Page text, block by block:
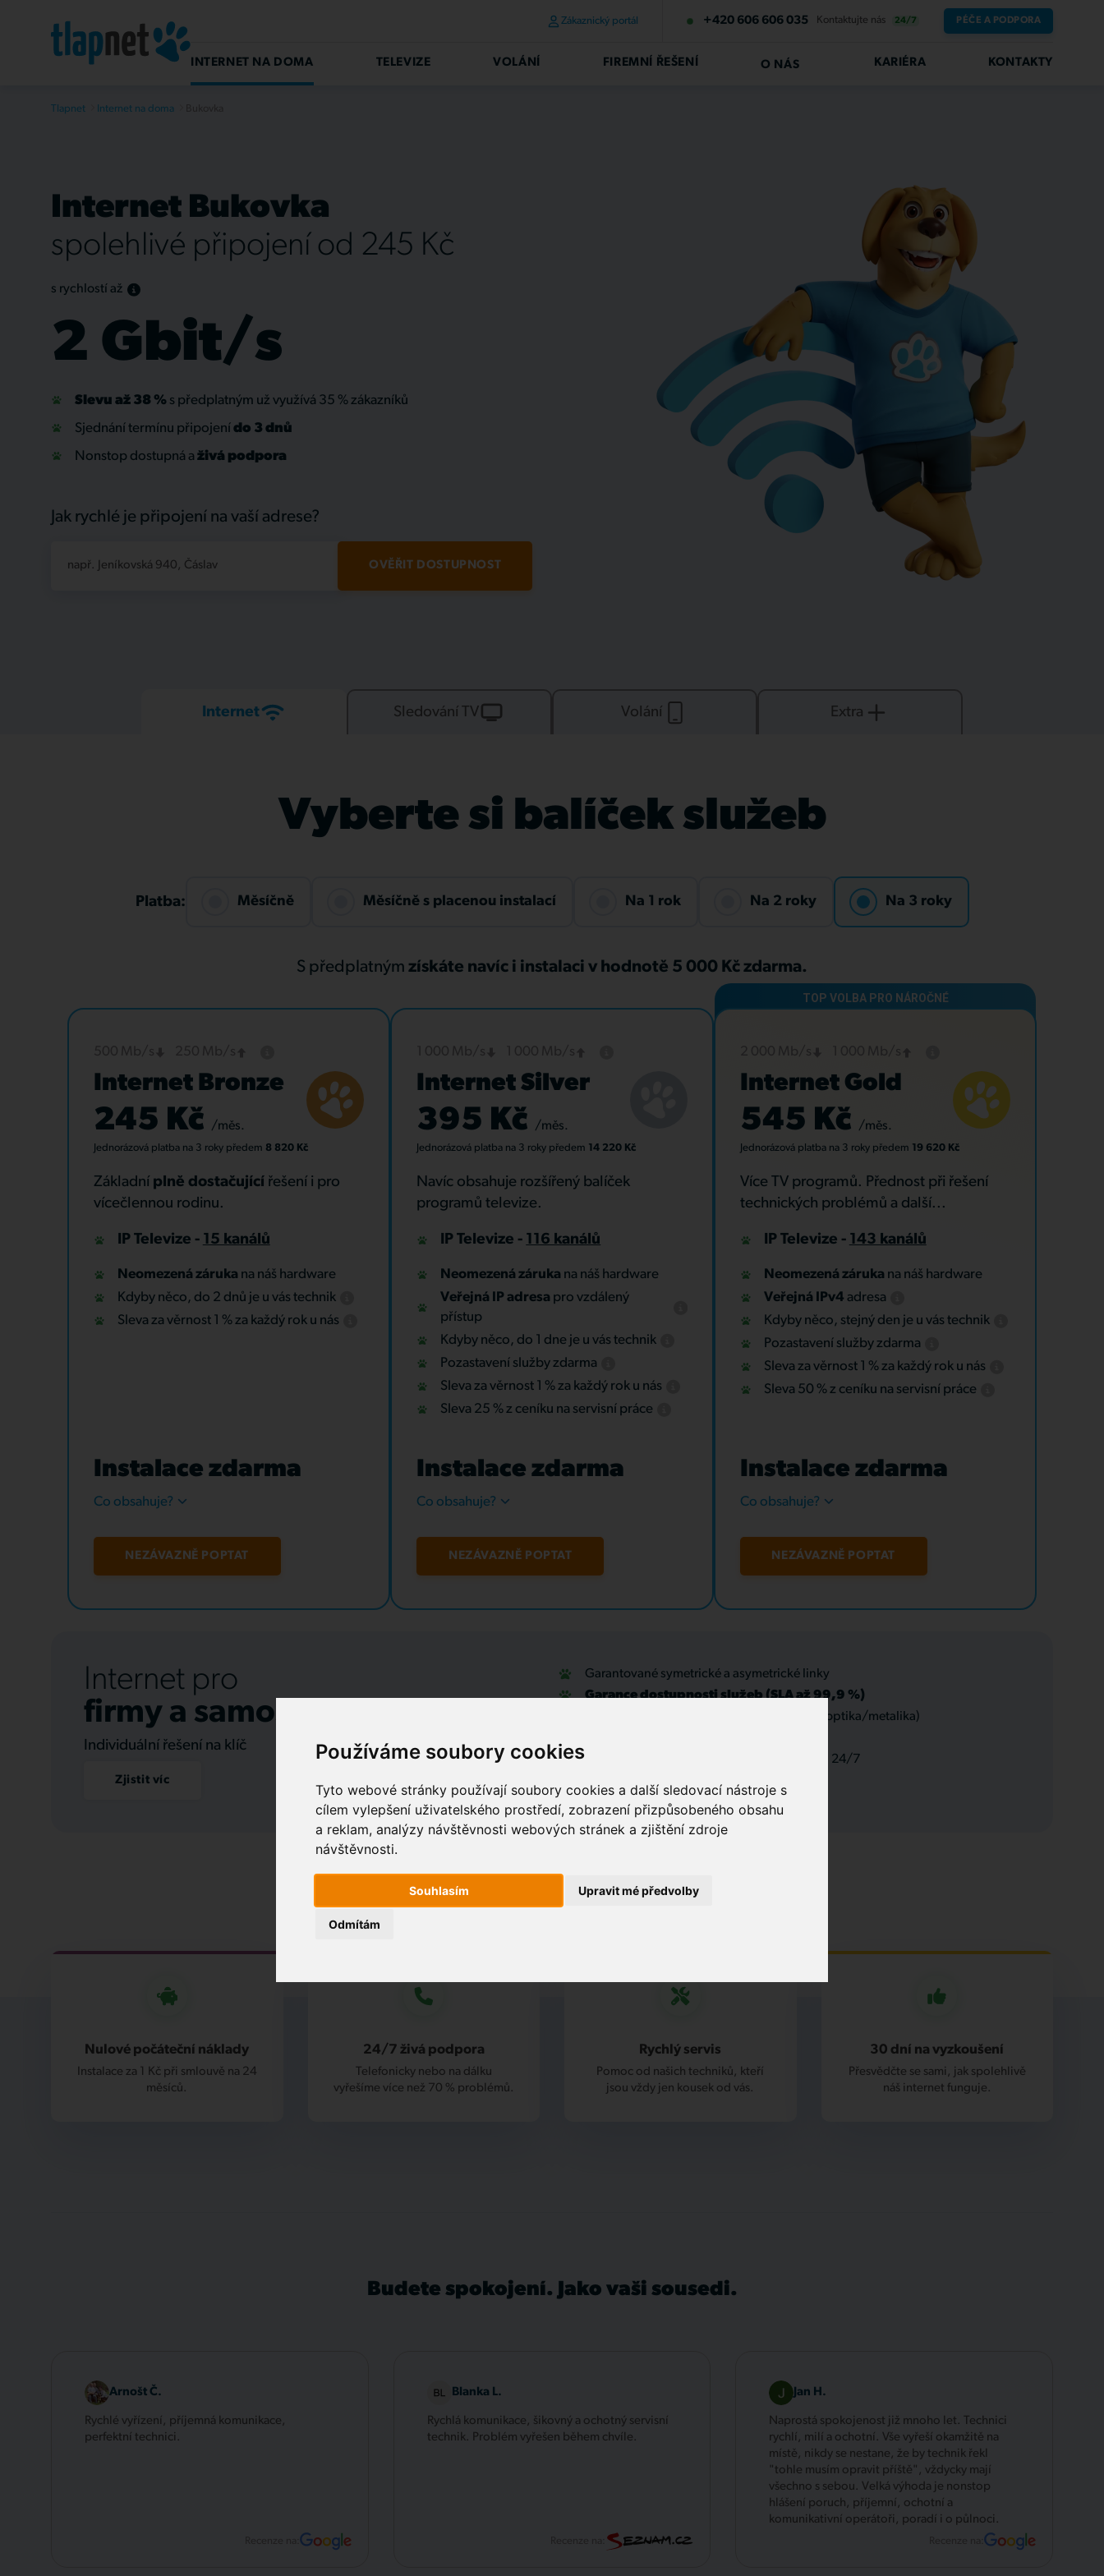
Používáme soubory cookies
Tyto webové stránky používají soubory cookies a další sledovací nástroje s
cílem vylepšení uživatelského prostředí, zobrazení přizpůsobeného obsahu
a reklam, analýzy návštěvnosti webových stránek a zjištění zdroje
návštěvnosti.
Souhlasím
Odmítám
Upravit mé předvolby
Zákaznický portál +420 606 606 035 Kontaktujte nás 24/7 PÉČE A PODPORA
INTERNET NA DOMA TELEVIZE VOLÁNÍ FIREMNÍ ŘEŠENÍ O NÁS KARIÉRA KONTAKTY
Tlapnet Internet na doma
Internet Bukovka
spolehlivé připojení od 245 Kč
s rychlostí až
2 Gbit/s
Slevu až 38 % s předplatným už využívá 35 % zákazníků
Sjednání termínu připojení do 3 dnů
Nonstop dostupná a živá podpora
Jak rychlé je připojení na vaší adrese?
např. Jeníkovská 940, Čáslav OVĚŘIT DOSTUPNOST
Internet Sledování TV Volání Extra
Vyberte si balíček služeb
Platba: Měsíčně Měsíčně s placenou instalací Na 1 rok Na 2 roky Na 3 roky
S předplatným získáte navíc i instalaci v hodnotě 5 000 Kč zdarma.
Internet Bronze
245 Kč /měs.
Jednorázová platba na 3 rokypředem 8 820 Kč
Základní plně dostačující řešení i pro
vícečlennou rodinu.
IP Televize - 15 kanálů
Neomezená záruka na náš hardware
Kdyby něco, do 2 dnů je u vás technik
Sleva za věrnost 1 % za každý rok u nás
Instalace zdarma
Co obsahuje?
NEZÁVAZNĚ POPTAT
Internet Silver
395 Kč /měs.
Jednorázová platba na 3 roky předem 14 220 Kč
Navíc obsahuje rozšířený balíček
programů televize.
IP Televize - 116 kanálů
Neomezená záruka na náš hardware
Veřejná IP adresa pro vzdálený
přístup
Kdyby něco, do 1 dne je u vás technik
Pozastavení služby zdarma
Sleva za věrnost 1 % za každý rok u nás
Sleva 25 % z ceníku na servisní práce
Instalace zdarma
Co obsahuje?
NEZÁVAZNĚ POPTAT
Internet Gold
545 Kč /měs.
Jednorázová platba na 3 rokypředem 19 620 Kč
Více TV programů. Přednost při řešení
technických problémů a další...
IP Televize - 143 kanálů
Neomezená záruka na náš hardware
Veřejná IPv4 adresa
Kdyby něco, stejný den je u vás technik
Pozastavení služby zdarma
Sleva za věrnost 1 % za každý rok u nás
Sleva 50 % z ceníku na servisní práce
Instalace zdarma
Co obsahuje?
NEZÁVAZNĚ POPTAT
Internet pro
firmy a samosprávu
Individuální řešení na klíč
Zjistit víc
Garantované symetrické a asymetrické linky
Garance dostupnosti služeb (SLA až 99,9 %)
Optické přípojky a interní datové rozvody (optika/metalika)
IT outsourcing, správa sítí a servis, podpora 24/7
Nulové počáteční náklady
Instalace za 1 Kč při smlouvě na 24
měsíců.
24/7 živá podpora
Telefonicky nebo na dálku
vyřešíme více než 70 % problémů.
Rychlý servis
Pomoc od našich techniků, kteří
jsou vždy jen kousek od vás.
30 dní na vyzkoušení
Přesvědčte se sami, jak spolehlivě
náš internet funguje.
Budete spokojení. Jako vaši sousedi.
Arnošt Č.
Rychlé vyřízení, příjemná komunikace,
perfektní technici.
Blanka L.
Rychlá komunikace, šikovný a ochotný servisní
technik. Problém vyřešen během chvíle.
Jan H.
Naprostá spokojenost již mnoho let. Technici
rychlí, milí a ochotní. Vše vyřeší okamžitě na
místě, nikdy se nestane, že by technik řekl
"tohle musím opravit příště", vždycky mají
všechno s sebou. Velká výhoda je nonstop
hlášení poruch, příjemní, ochotní a
komunikativní operátoři, poradí i o půlnoci.
Recenze na: